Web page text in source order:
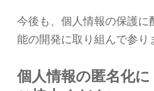
今後も、個人情報の保護に
能の開発に取り組んで参り
個人情報の匿名化に